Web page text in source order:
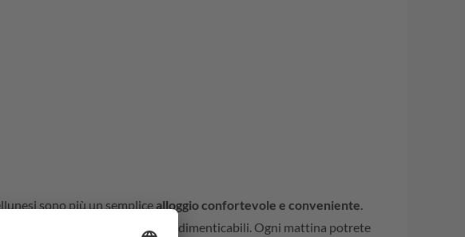
sono più un semplicealloggio confortevole e conveniente.
così momenti di vacanza indimenticabili. Ogni mattina potrete